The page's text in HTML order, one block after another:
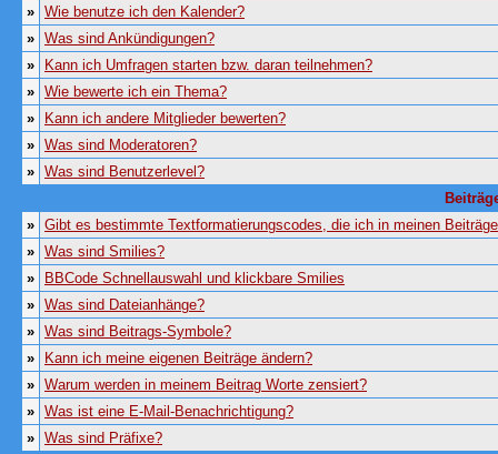
» Wie benutze ich den Kalender?
» Was sind Ankündigungen?
»
Kann ich Umfragen starten bzw. daran teilnehmen?
» Wie bewerte ich ein Thema?
»
Kann ich andere Mitglieder bewerten?
» Was sind Moderatoren?
» Was sind Benutzerlevel?
» Gibt es bestimmte Textformatierungscodes, die ich in meinen
» Was sind Smilies?
»
BBCode Schnellauswahl und klickbare Smilies
» Was sind Dateianhänge?
» Was sind Beitrags-Symbole?
»
Kann ich meine eigenen Beiträge ändern?
» Warum werden in meinem Beitrag Worte zensiert?
» Was ist eine E-Mail-Benachrichtigung?
» Was sind Präfixe?